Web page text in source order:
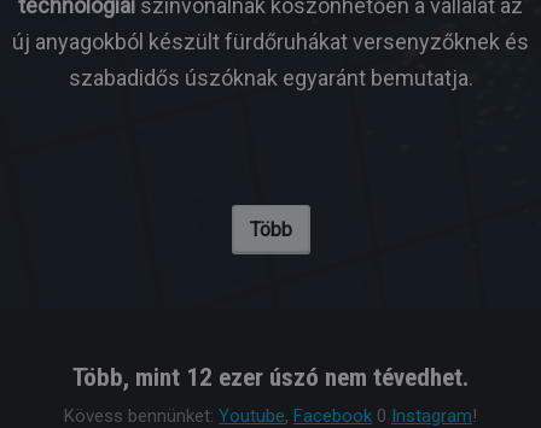
új anyagokból készült fürdőruhákat versenyzőknek és
szabadidős úszóknak egyaránt bemutatja.
Több
Több, mint 12 ezer úszó nem tévedhet.
Kövess bennünket: Youtube, Facebook 0 Instagram!